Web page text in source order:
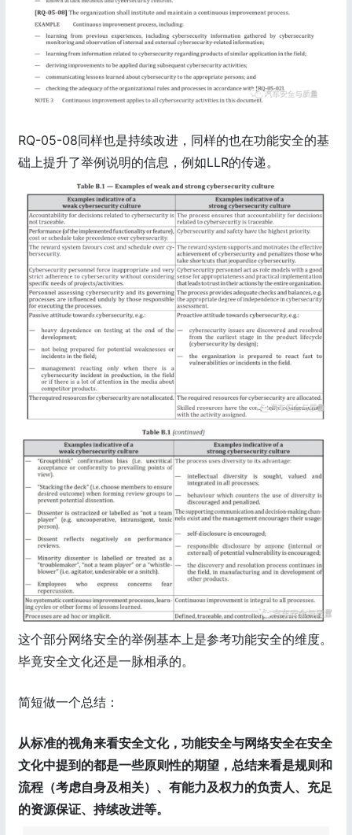
RQ-05-08同样也是持续改进，同样的也在功能安全的基
础上提升了举例说明的信息，例如LLR的传递。
这个部分网络安全的举例基本上是参考功能安全的维度。
毕竟安全文化还是一脉相承的。
简短做一个总结：
从标准的视角来看安全文化，功能安全与网络安全在安全
文化中提到的都是一些原则性的期望，总结来看是规则和
流程（考虑自身及相关）、有能力及权力的负责人、充足
的资源保证、持续改进等。